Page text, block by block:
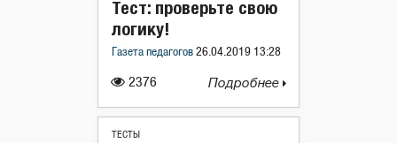
2376
Тест: проверьте свою
логику!
Газета педагогов 26.04.2019 13:28
Подробнее
ТЕСТЫ